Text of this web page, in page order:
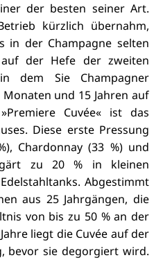
der besten seiner Art.
kürzlich übernahm,
in der Champagne selten
der Hefe der zweiten
dem Sie Champagner
und 15 Jahren auf
Cuvée« ist das
Diese erste Pressung
Chardonnay (33 %) und
zu 20 % in kleinen
Abgestimmt
aus 25 Jahrgängen, die
von bis zu 50 % an der
liegt die Cuvée auf der
bevor sie degorgiert wird.